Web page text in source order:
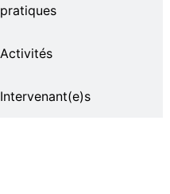
pratiques
Activités
Intervenant(e)s